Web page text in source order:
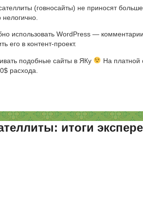
(говносайты) не приносят
использовать WordPress —
его в контент-проект.
подобные сайты в ЯКу
На платной
расхода.
итоги